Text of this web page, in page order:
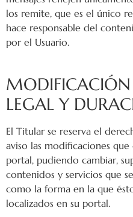
los remite, que es el único
hace responsable del
por el Usuario.
MODIFICACIÓN
LEGAL Y
El Titular se reserva el
aviso las modificaciones
portal, pudiendo cambiar,
contenidos y servicios que
como la forma en la que
localizados en su portal.